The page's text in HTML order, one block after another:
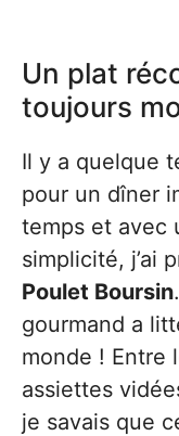
Un plat
toujours
Il y a quelque
pour un dîner
temps et avec
simplicité, j’ai
Poulet Boursin
gourmand a
monde ! Entre
assiettes
je savais que